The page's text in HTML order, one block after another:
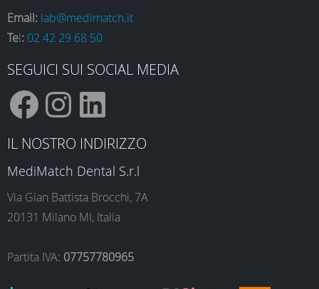
Email: lab@medimatch.it
Tel: 02 42 29 68 50
SEGUICI SUI SOCIAL MEDIA
F
a
c
I
n
s
L
i
n
IL NOSTRO INDIRIZZO
MediMatch Dental S.r.l
Via Gian Battista Brocchi, 7A
20131 Milano MI, Italia
Partita IVA: 07757780965